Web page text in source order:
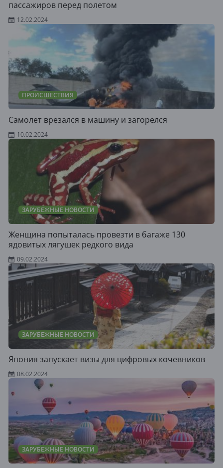
пассажиров перед полетом
12.02.2024
ПРОИСШЕСТВИЯ
Самолет врезался в машину и загорелся
10.02.2024
ЗАРУБЕЖНЫЕ НОВОСТИ
Женщина попыталась провезти в багаже 130
ядовитых лягушек редкого вида
09.02.2024
ЗАРУБЕЖНЫЕ НОВОСТИ
Япония запускает визы для цифровых кочевников
08.02.2024
ЗАРУБЕЖНЫЕ НОВОСТИ